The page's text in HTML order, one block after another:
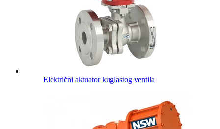
Električni aktuator kuglastog ventila